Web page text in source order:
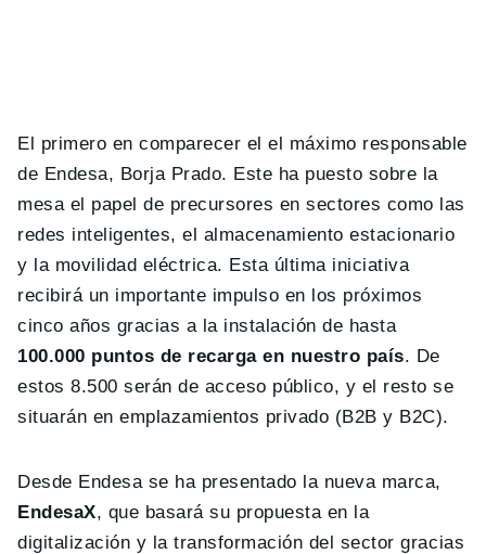
El primero en comparecer el el máximo responsable
de Endesa, Borja Prado. Este ha puesto sobre la
mesa el papel de precursores en sectores como las
redes inteligentes, el almacenamiento estacionario
y la movilidad eléctrica. Esta última iniciativa
recibirá un importante impulso en los próximos
cinco años gracias a la instalación de hasta
100.000 puntos de recarga en nuestro país. De
estos 8.500 serán de acceso público, y el resto se
situarán en emplazamientos privado (B2B y B2C).
Desde Endesa se ha presentado la nueva marca,
EndesaX, que basará su propuesta en la
digitalización y la transformación del sector gracias